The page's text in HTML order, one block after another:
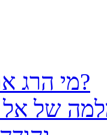
מי הרג את אהוביה סנדק?
של